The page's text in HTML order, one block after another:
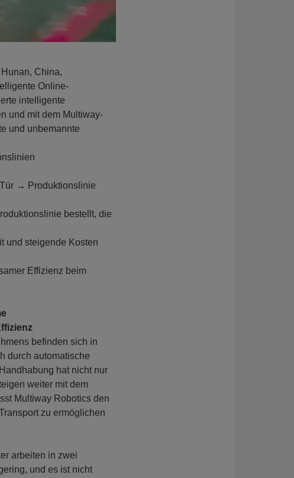
China,
Online-
intelligente
und mit dem Multiway-
und unbemannte
→ Produktionslinie
bestellt, die
und steigende Kosten
Effizienz beim
befinden sich in
durch automatische
hat nicht nur
weiter mit dem
Multiway Robotics den
zu ermöglichen
arbeiten in zwei
und es ist nicht